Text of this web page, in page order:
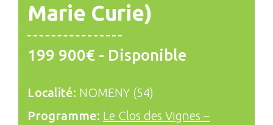
Marie Curie)
199 900€ - Disponible
Localité: NOMENY (54)
Programme: Le Clos des Vignes –